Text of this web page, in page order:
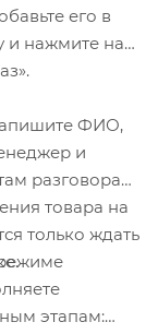
его в
и нажмите на
ФИО,
и
разговора
товара на
только ждать
этапам: